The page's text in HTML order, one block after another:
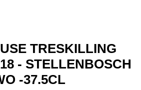
TRESKILLING
- STELLENBOSCH
-37.5CL